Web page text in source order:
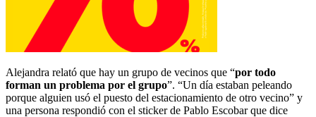
Alejandra relató que hay un grupo de vecinos que “por todo
forman un problema por el grupo”. “Un día estaban peleando
porque alguien usó el puesto del estacionamiento de otro vecino” y
una persona respondió con el sticker de Pablo Escobar que dice